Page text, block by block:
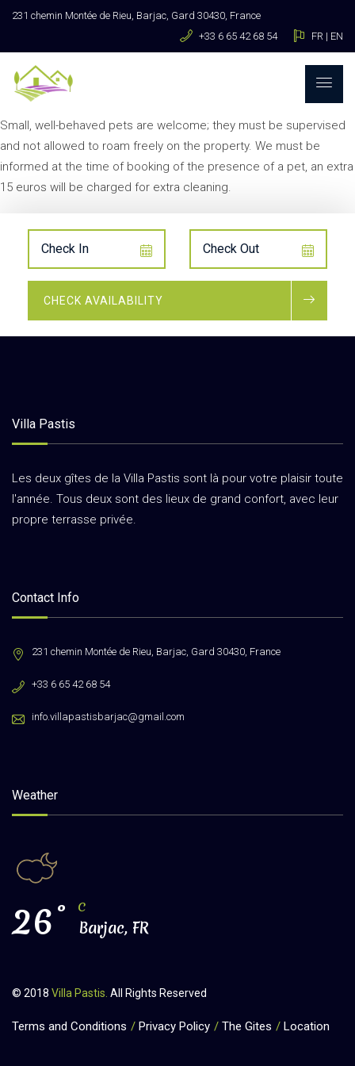
231 chemin Montée de Rieu, Barjac, Gard 30430, France
+33 6 65 42 68 54
FR | EN
Small, well-behaved pets are welcome; they must be supervised
and not allowed to roam freely on the property. We must be
informed at the time of booking of the presence of a pet, an extra
15 euros will be charged for extra cleaning.
CHECK AVAILABILITY
Villa Pastis
Les deux gîtes de la Villa Pastis sont là pour votre plaisir toute
l'année. Tous deux sont des lieux de grand confort, avec leur
propre terrasse privée.
Contact Info
231 chemin Montée de Rieu, Barjac, Gard 30430, France
+33 6 65 42 68 54
info.villapastisbarjac@gmail.com
Weather
26 ° C
Barjac, FR
© 2018 Villa Pastis. All Rights Reserved
Terms and Conditions Privacy Policy The Gites Location